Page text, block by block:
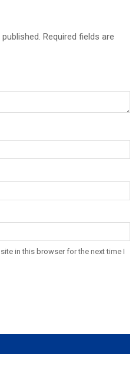
Required fields are
in this browser for the next time I